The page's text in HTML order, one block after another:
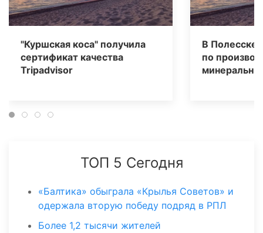
"Куршская коса" получила
сертификат качества
Tripаdvisor
В Полесске
по
ТОП 5 Сегодня
«Балтика» обыграла «Крылья Советов» и
одержала вторую победу подряд в РПЛ
Более 1,2 тысячи жителей